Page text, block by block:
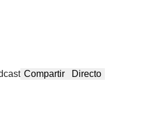
Compartir Directo